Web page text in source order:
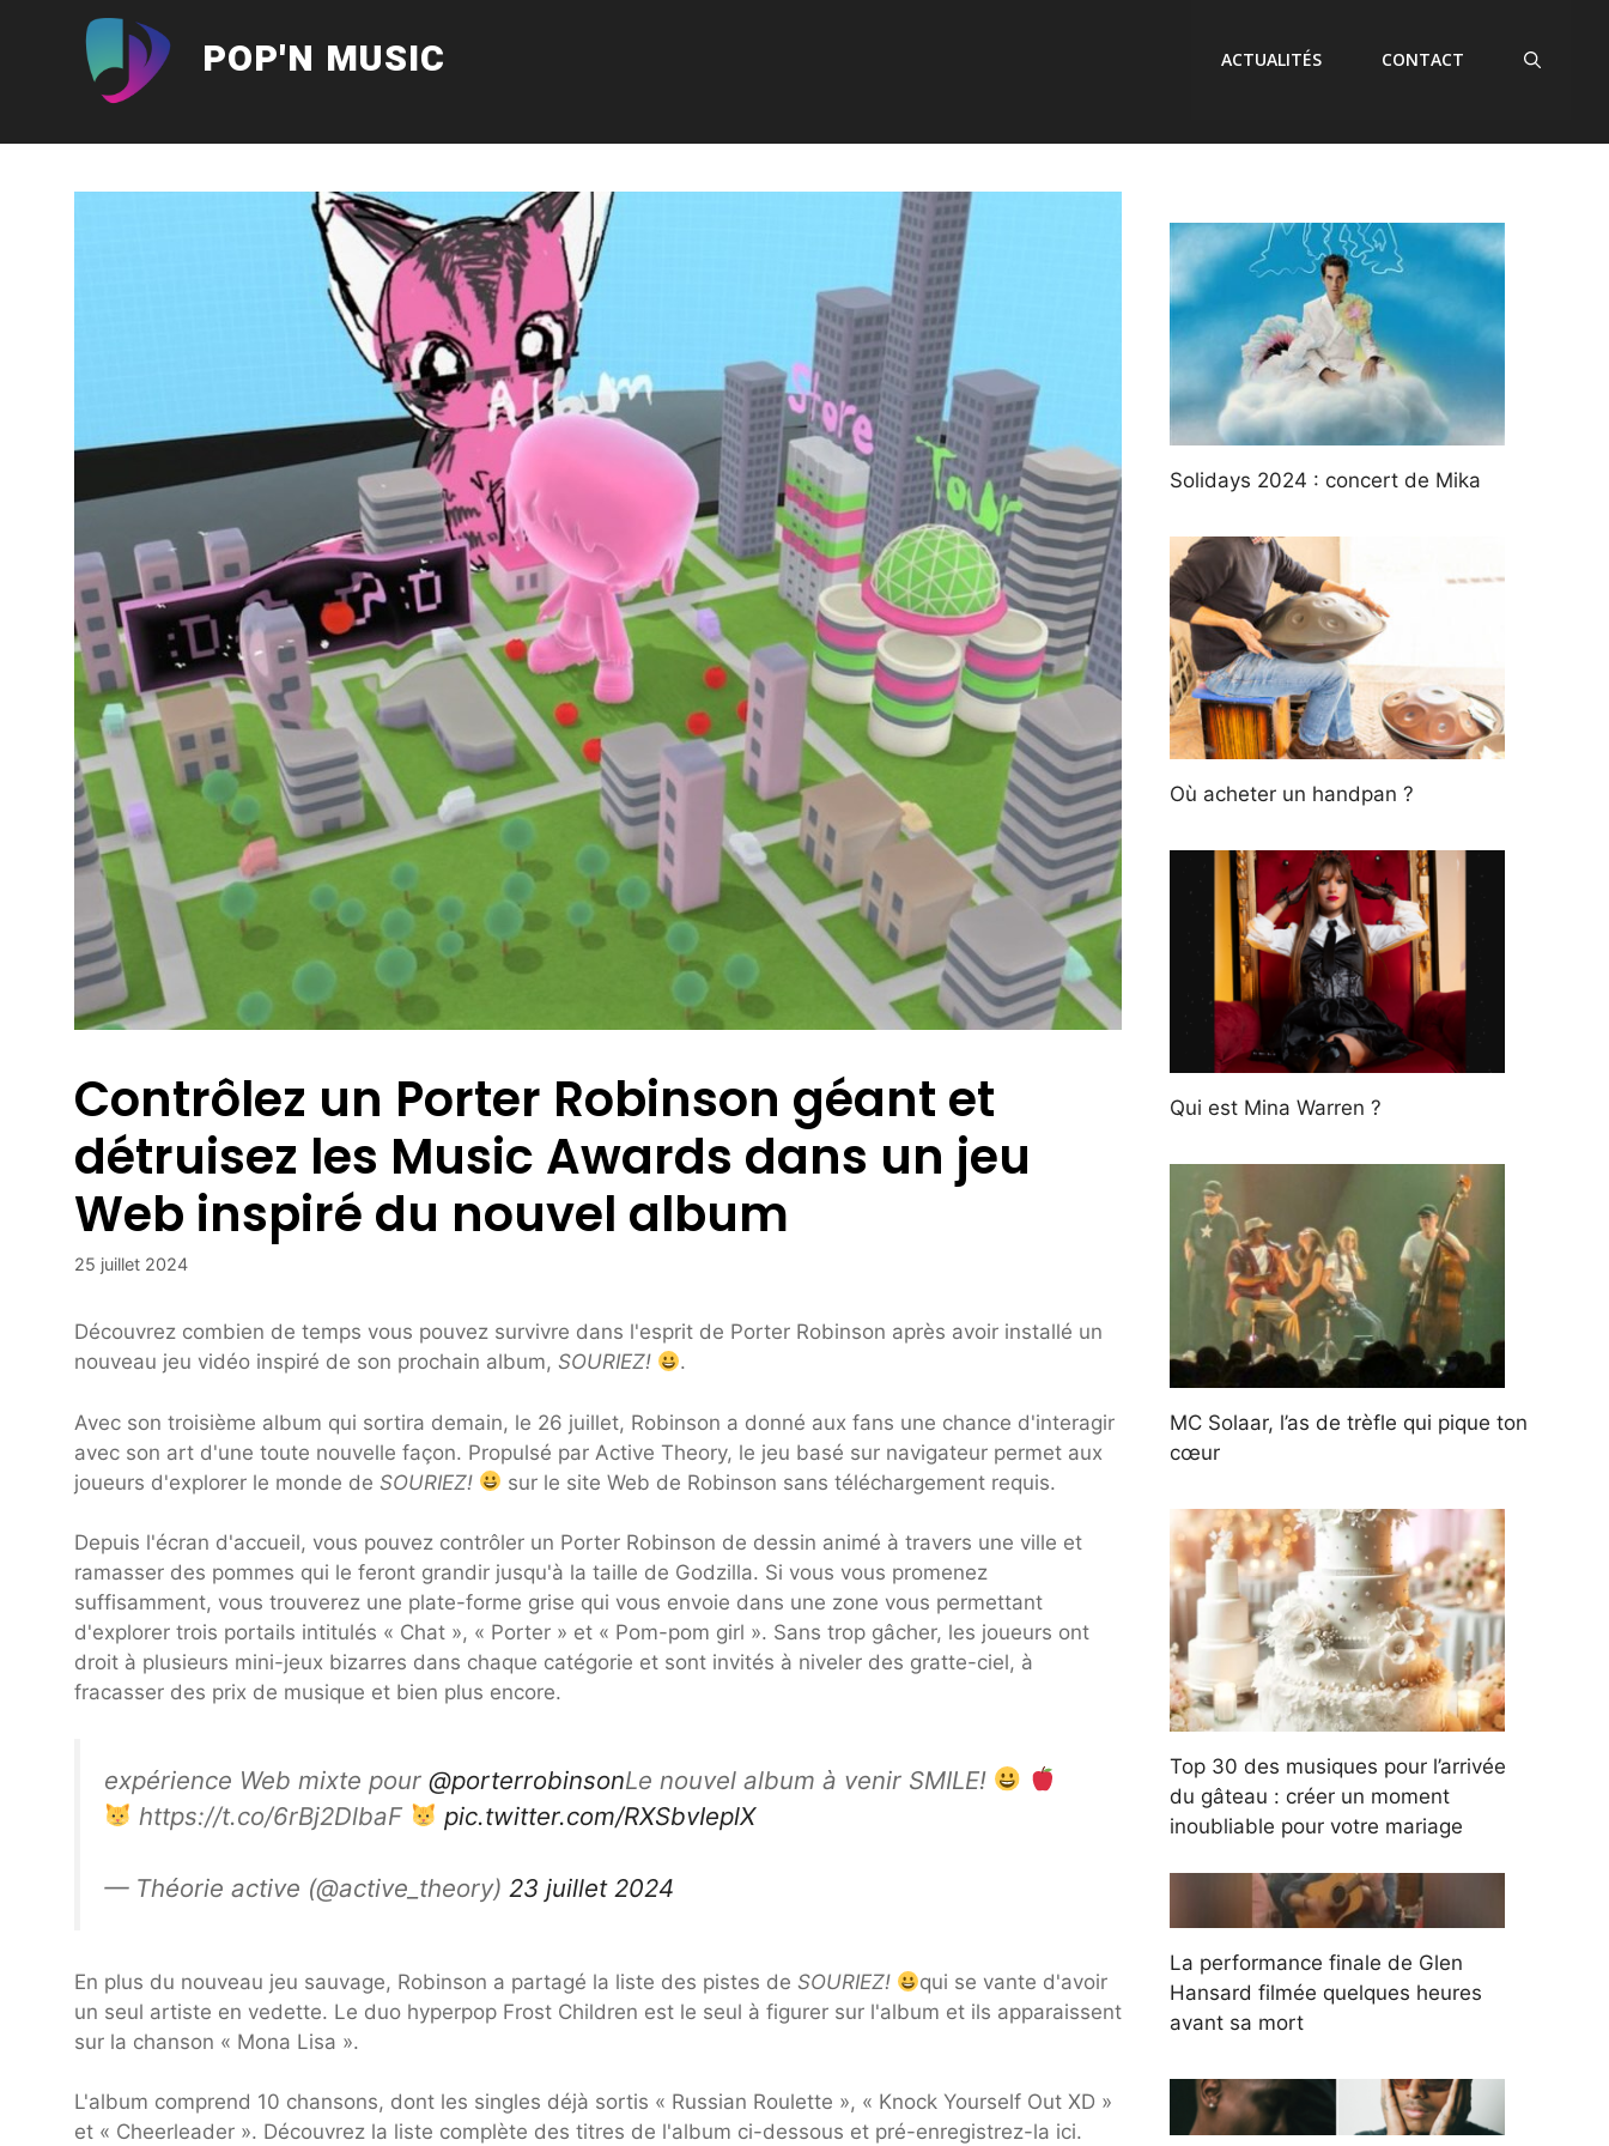
POP'N MUSIC ACTUALITÉS CONTACT
Contrôlez un Porter Robinson géant et
détruisez les Music Awards dans un jeu
Web inspiré du nouvel album
25 juillet 2024
Découvrez combien de temps vous pouvez survivre dans l'esprit de Porter Robinson après avoir installé un
nouveau jeu vidéo inspiré de son prochain album, SOURIEZ! .
Avec son troisième album qui sortira demain, le 26 juillet, Robinson a donné aux fans une chance d'interagir
avec son art d'une toute nouvelle façon. Propulsé par Active Theory, le jeu basé sur navigateur permet aux
joueurs d'explorer le monde de SOURIEZ! sur le site Web de Robinson sans téléchargement requis.
Depuis l'écran d'accueil, vous pouvez contrôler un Porter Robinson de dessin animé à travers une ville et
ramasser des pommes qui le feront grandir jusqu'à la taille de Godzilla. Si vous vous promenez
suffisamment, vous trouverez une plate-forme grise qui vous envoie dans une zone vous permettant
d'explorer trois portails intitulés « Chat », « Porter » et « Pom-pom girl ». Sans trop gâcher, les joueurs ont
droit à plusieurs mini-jeux bizarres dans chaque catégorie et sont invités à niveler des gratte-ciel, à
fracasser des prix de musique et bien plus encore.
expérience Web mixte pour @porterrobinsonLe nouvel album à venir SMILE!
https://t.co/6rBj2DlbaF
pic.twitter.com/RXSbvIeplX
— Théorie active (@active_theory) 23 juillet 2024
En plus du nouveau jeu sauvage, Robinson a partagé la liste des pistes de SOURIEZ!
qui se vante d'avoir
un seul artiste en vedette. Le duo hyperpop Frost Children est le seul à figurer sur l'album et ils apparaissent
sur la chanson « Mona Lisa ».
L'album comprend 10 chansons, dont les singles déjà sortis « Russian Roulette », « Knock Yourself Out XD »
et « Cheerleader ». Découvrez la liste complète des titres de l'album ci-dessous et pré-enregistrez-la ici.
Solidays 2024 : concert de Mika
Où acheter un handpan ?
Qui est Mina Warren ?
MC Solaar, l’as de trèfle qui pique ton
cœur
Top 30 des musiques pour l’arrivée
du gâteau : créer un moment
inoubliable pour votre mariage
La performance finale de Glen
Hansard filmée quelques heures
avant sa mort